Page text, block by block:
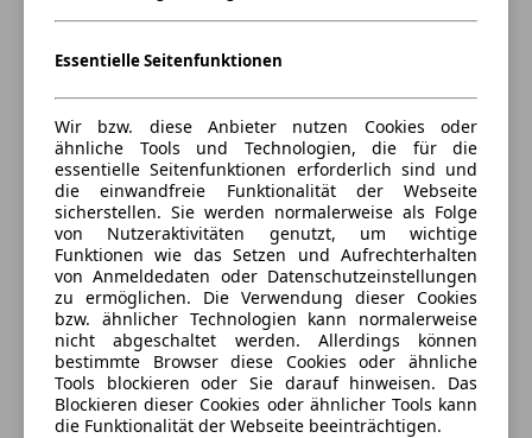
Essentielle Seitenfunktionen
Wir bzw. diese Anbieter nutzen Cookies oder
ähnliche Tools und Technologien, die für die
essentielle Seitenfunktionen erforderlich sind und
die einwandfreie Funktionalität der Webseite
sicherstellen. Sie werden normalerweise als Folge
von Nutzeraktivitäten genutzt, um wichtige
Funktionen wie das Setzen und Aufrechterhalten
von Anmeldedaten oder Datenschutzeinstellungen
zu ermöglichen. Die Verwendung dieser Cookies
bzw. ähnlicher Technologien kann normalerweise
nicht abgeschaltet werden. Allerdings können
bestimmte Browser diese Cookies oder ähnliche
Tools blockieren oder Sie darauf hinweisen. Das
Blockieren dieser Cookies oder ähnlicher Tools kann
die Funktionalität der Webseite beeinträchtigen.